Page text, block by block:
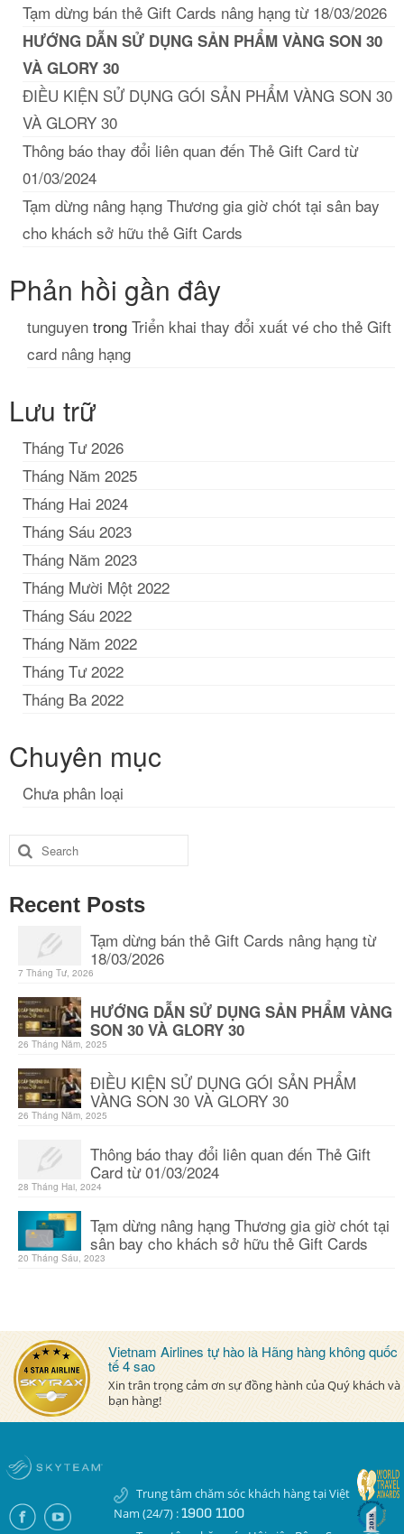
Tạm dừng bán thẻ Gift Cards nâng hạng từ 18/03/2026
HƯỚNG DẪN SỬ DỤNG SẢN PHẨM VÀNG SON 30
VÀ GLORY 30
ĐIỀU KIỆN SỬ DỤNG GÓI SẢN PHẨM VÀNG SON 30
VÀ GLORY 30
Thông báo thay đổi liên quan đến Thẻ Gift Card từ
01/03/2024
Tạm dừng nâng hạng Thương gia giờ chót tại sân bay
cho khách sở hữu thẻ Gift Cards
Phản hồi gần đây
tunguyen trong Triển khai thay đổi xuất vé cho thẻ Gift
card nâng hạng
Lưu trữ
Tháng Tư 2026
Tháng Năm 2025
Tháng Hai 2024
Tháng Sáu 2023
Tháng Năm 2023
Tháng Mười Một 2022
Tháng Sáu 2022
Tháng Năm 2022
Tháng Tư 2022
Tháng Ba 2022
Chuyên mục
Chưa phân loại
Search
for:
Recent Posts
Tạm dừng bán thẻ Gift Cards nâng hạng từ
18/03/2026
7 Tháng Tư, 2026
HƯỚNG DẪN SỬ DỤNG SẢN PHẨM VÀNG
SON 30 VÀ GLORY 30
26 Tháng Năm, 2025
ĐIỀU KIỆN SỬ DỤNG GÓI SẢN PHẨM
VÀNG SON 30 VÀ GLORY 30
26 Tháng Năm, 2025
Thông báo thay đổi liên quan đến Thẻ Gift
Card từ 01/03/2024
28 Tháng Hai, 2024
Tạm dừng nâng hạng Thương gia giờ chót tại
sân bay cho khách sở hữu thẻ Gift Cards
20 Tháng Sáu, 2023
Vietnam Airlines tự hào là Hãng hàng không quốc
tế 4 sao
Xin trân trọng cảm ơn sự đồng hành của Quý khách và
bạn hàng!
Trung tâm chăm sóc khách hàng tại Việt
Nam (24/7) : 1900 1100